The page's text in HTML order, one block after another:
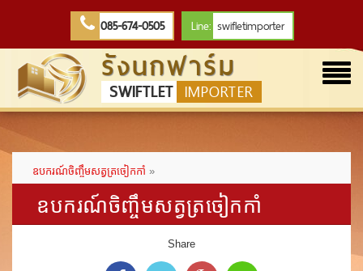
085-674-0505 Line: swifletimporter
รังนกฟาร์ม
SWIFTLET IMPORTER
ឧបករណ៍ចិញ្ចឹមសត្វត្រចៀកកាំ »
ឧបករណ៍ចិញ្ចឹមសត្វត្រចៀកកាំ
Share